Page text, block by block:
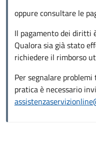
oppure consultare le
Il pagamento dei diritti
Qualora sia già stato
richiedere il rimborso
Per segnalare
pratica è necessario